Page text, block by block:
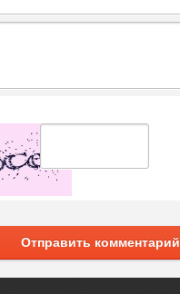
Отправить комментарий